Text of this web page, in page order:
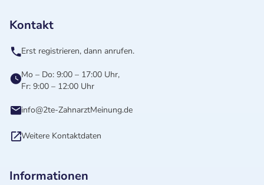
Kontakt
Erst registrieren, dann anrufen.
Mo – Do: 9:00 – 17:00 Uhr,
Fr: 9:00 – 12:00 Uhr
info@2te-ZahnarztMeinung.de
Weitere Kontaktdaten
Informationen